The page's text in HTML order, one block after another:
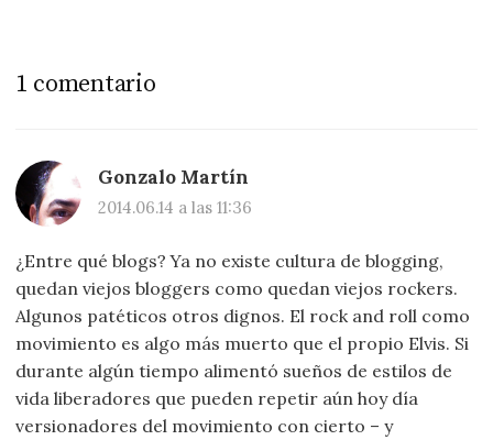
1 comentario
Gonzalo Martín
2014.06.14 a las 11:36
¿Entre qué blogs? Ya no existe cultura de blogging,
quedan viejos bloggers como quedan viejos rockers.
Algunos patéticos otros dignos. El rock and roll como
movimiento es algo más muerto que el propio Elvis. Si
durante algún tiempo alimentó sueños de estilos de
vida liberadores que pueden repetir aún hoy día
versionadores del movimiento con cierto – y